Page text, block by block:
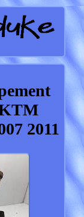
2011